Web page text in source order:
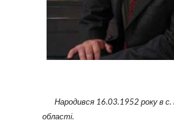
Народився 16.03.1952 року в с.
області.